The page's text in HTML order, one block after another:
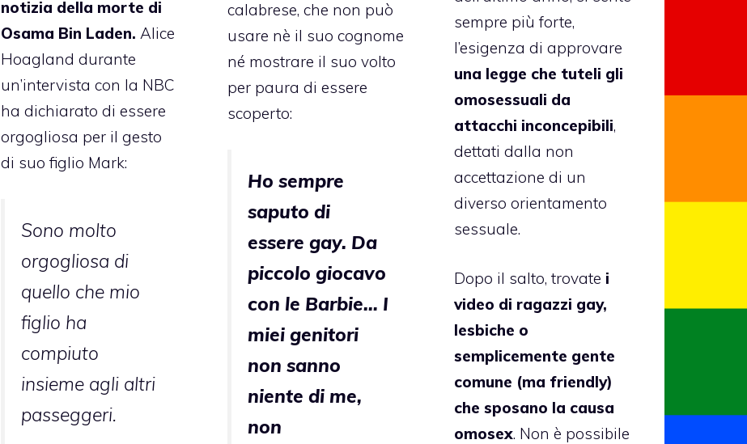
sempre più forte,
l’esigenza di approvare
una legge che tuteli gli
omosessuali da
attacchi inconcepibili,
dettati dalla non
accettazione di un
diverso orientamento
sessuale.
Dopo il salto, trovate i
video di ragazzi gay,
lesbiche o
semplicemente gente
comune (ma friendly)
che sposano la causa
omosex. Non è possibile
calabrese, che non può
usare nè il suo cognome
né mostrare il suo volto
per paura di essere
scoperto:
Ho sempre
saputo di
essere gay. Da
piccolo giocavo
con le Barbie… I
miei genitori
non sanno
niente di me,
non
notizia della morte di
Osama Bin Laden. Alice
Hoagland durante
un’intervista con la NBC
ha dichiarato di essere
orgogliosa per il gesto
di suo figlio Mark:
Sono molto
orgogliosa di
quello che mio
figlio ha
compiuto
insieme agli altri
passeggeri.